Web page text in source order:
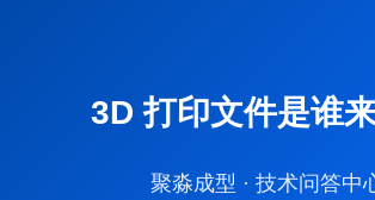
3D 打印文件是谁
聚淼成型 · 技术问答中